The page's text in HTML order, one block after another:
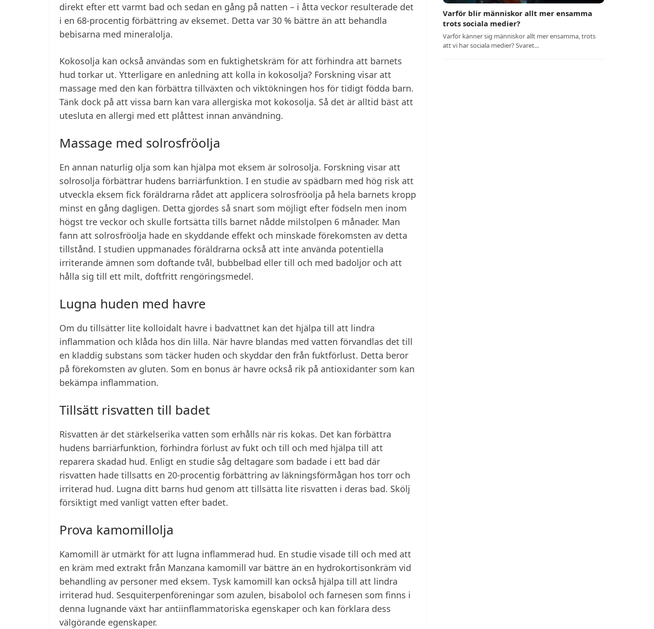
direkt efter ett varmt bad och sedan en gång på natten – i åtta veckor resulterade det
i en 68-procentig förbättring av eksemet. Detta var 30 % bättre än att behandla
bebisarna med mineralolja.
Kokosolja kan också användas som en fuktighetskräm för att förhindra att barnets
hud torkar ut. Ytterligare en anledning att kolla in kokosolja? Forskning visar att
massage med den kan förbättra tillväxten och viktökningen hos för tidigt födda barn.
Tänk dock på att vissa barn kan vara allergiska mot kokosolja. Så det är alltid bäst att
utesluta en allergi med ett plåttest innan användning.
Massage med solrosfröolja
En annan naturlig olja som kan hjälpa mot eksem är solrosolja. Forskning visar att
solrosolja förbättrar hudens barriärfunktion. I en studie av spädbarn med hög risk att
utveckla eksem fick föräldrarna rådet att applicera solrosfröolja på hela barnets kropp
minst en gång dagligen. Detta gjordes så snart som möjligt efter födseln men inom
högst tre veckor och skulle fortsätta tills barnet nådde milstolpen 6 månader. Man
fann att solrosfröolja hade en skyddande effekt och minskade förekomsten av detta
tillstånd. I studien uppmanades föräldrarna också att inte använda potentiella
irriterande ämnen som doftande tvål, bubbelbad eller till och med badoljor och att
hålla sig till ett milt, doftfritt rengöringsmedel.
Lugna huden med havre
Om du tillsätter lite kolloidalt havre i badvattnet kan det hjälpa till att lindra
inflammation och klåda hos din lilla. När havre blandas med vatten förvandlas det till
en kladdig substans som täcker huden och skyddar den från fuktförlust. Detta beror
på förekomsten av gluten. Som en bonus är havre också rik på antioxidanter som kan
bekämpa inflammation.
Tillsätt risvatten till badet
Risvatten är det stärkelserika vatten som erhålls när ris kokas. Det kan förbättra
hudens barriärfunktion, förhindra förlust av fukt och till och med hjälpa till att
reparera skadad hud. Enligt en studie såg deltagare som badade i ett bad där
risvatten hade tillsatts en 20-procentig förbättring av läkningsförmågan hos torr och
irriterad hud. Lugna ditt barns hud genom att tillsätta lite risvatten i deras bad. Skölj
försiktigt med vanligt vatten efter badet.
Prova kamomillolja
Kamomill är utmärkt för att lugna inflammerad hud. En studie visade till och med att
en kräm med extrakt från Manzana kamomill var bättre än en hydrokortisonkräm vid
behandling av personer med eksem. Tysk kamomill kan också hjälpa till att lindra
irriterad hud. Sesquiterpenföreningar som azulen, bisabolol och farnesen som finns i
denna lugnande växt har antiinflammatoriska egenskaper och kan förklara dess
välgörande egenskaper.
Varför blir människor allt mer ensamma
trots sociala medier?
Varför känner sig människor allt mer ensamma, trots
att vi har sociala medier? Svaret…